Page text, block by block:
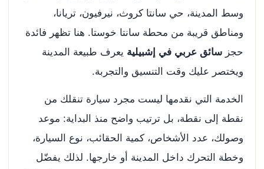
وسط المدينة، حي سانتا كروث، نيرفيون، تريانا،
ومناطق قريبة من محطة سانتا خوستا. هنا تظهر فائدة
حجز سائق عربي في إشبيلية يعرف طبيعة المدينة
ويختصر عليك وقت التنسيق والتجربة.
الخدمة التي نقدمها ليست مجرد سيارة تنقلك من
نقطة إلى نقطة، بل ترتيب واضح منذ البداية: موعد
وصولك، عدد الأشخاص، كمية الحقائب، نوع السيارة،
وخطة التحرك داخل المدينة أو خارجها. لذلك يفضّل